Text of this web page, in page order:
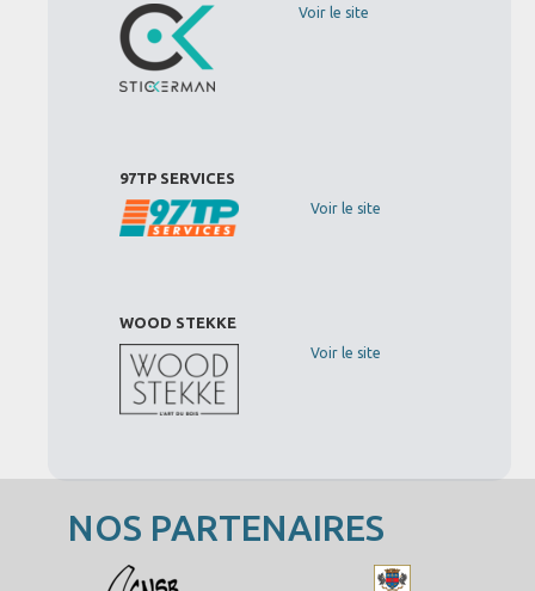
Voir le site
97TP SERVICES
Voir le site
WOOD STEKKE
Voir le site
NOS PARTENAIRES